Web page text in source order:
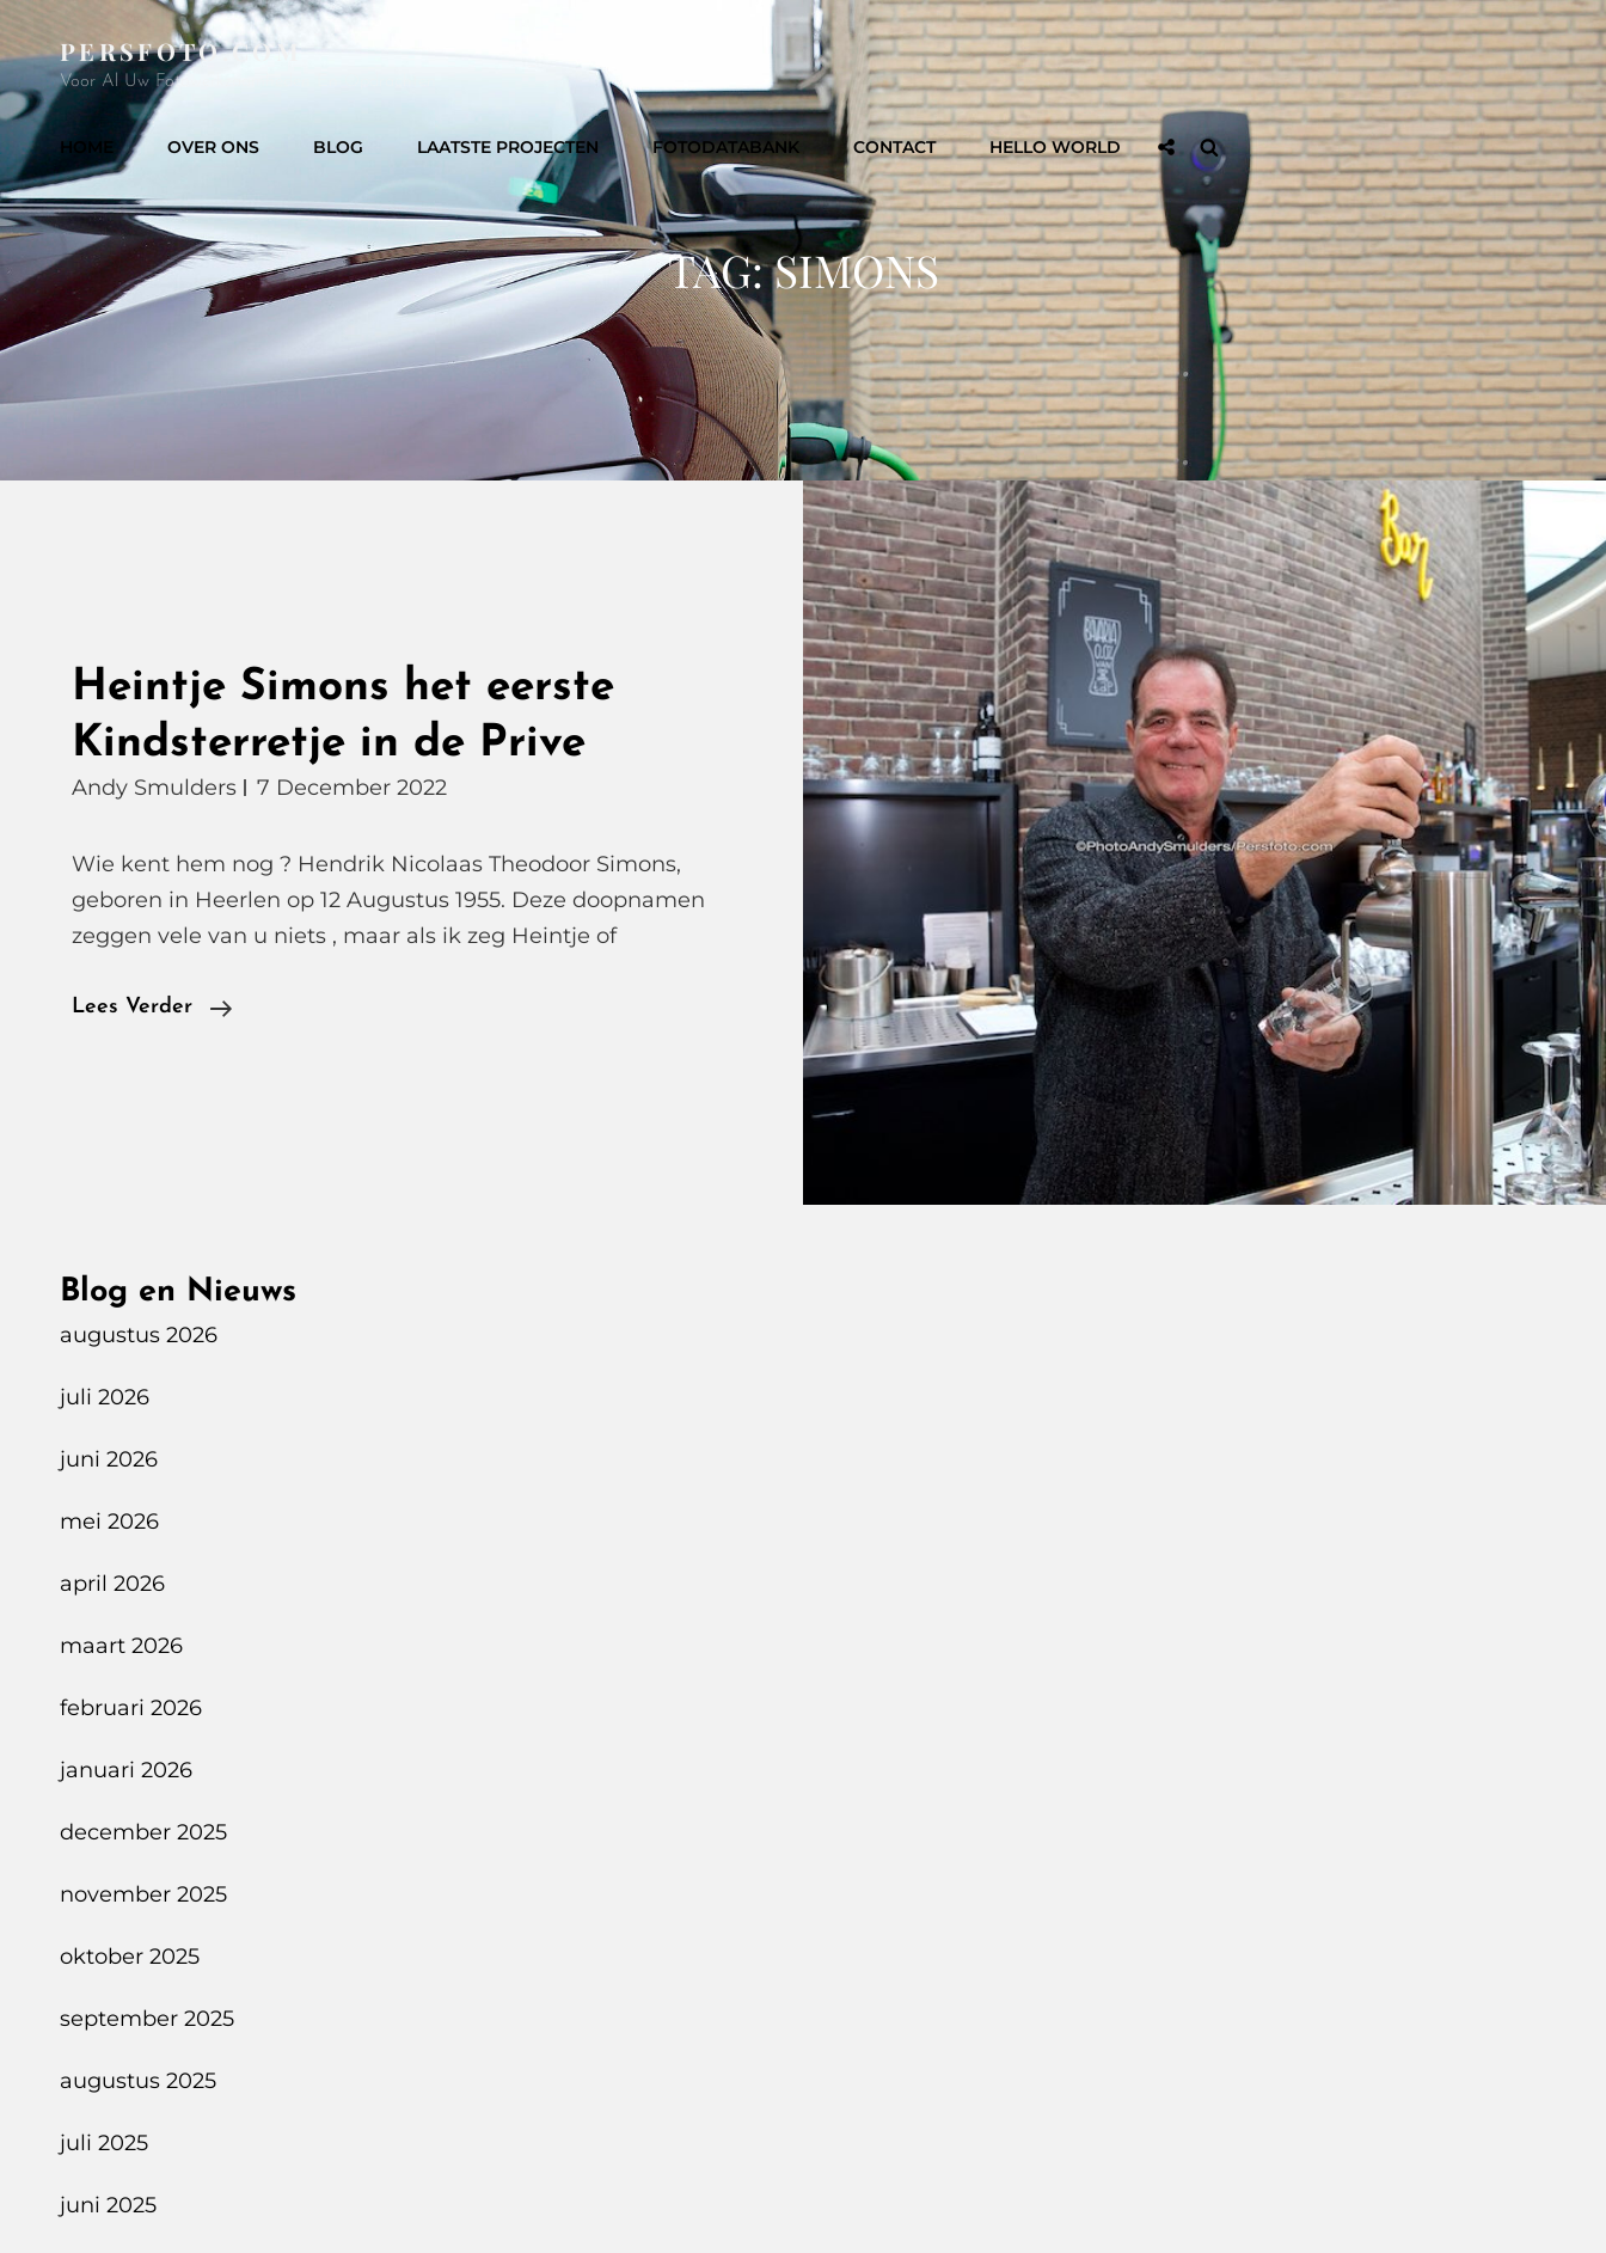
PERSFOTO.COM
Voor Al Uw Fotowerkzaamheden En Opdrachten
HOME OVER ONS BLOG LAATSTE PROJECTEN FOTODATABANK CONTACT HELLO WORLD
Sociaal
Delen
Zoeken
TAG:SIMONS
Heintje Simons het eerste
Kindsterretje in de Prive
Andy Smulders 7 December 2022
Wie kent hem nog ? Hendrik Nicolaas Theodoor Simons,
geboren in Heerlen op 12 Augustus 1955. Deze doopnamen
zeggen vele van u niets , maar als ik zeg Heintje of
Lees Verder
Heintje
Blog en Nieuws
augustus 2026
juli 2026
juni 2026
mei 2026
april 2026
maart 2026
februari 2026
januari 2026
december 2025
november 2025
oktober 2025
september 2025
augustus 2025
juli 2025
juni 2025